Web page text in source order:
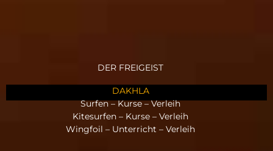
DER FREIGEIST
DAKHLA
Surfen – Kurse – Verleih
Kitesurfen – Kurse – Verleih
Wingfoil – Unterricht – Verleih